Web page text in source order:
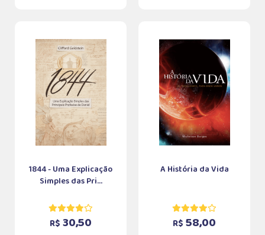
1844 - Uma Explicação
Simples das Pri...
R$ 30,50
A História da Vida
R$ 58,00